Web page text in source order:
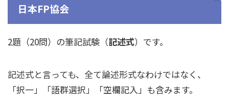
日本FP協会
2題（20問）の筆記試験（記述式）です。
記述式と言っても、全て論述形式なわけではなく、
「択一」「語群選択」「空欄記入」も含みます。